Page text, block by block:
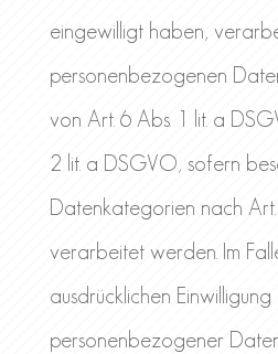
eingewilligt haben,
personenbezogenen
von Art. 6 Abs. 1 lit. a
2 lit. a DSGVO, sofern
Datenkategorien nach
verarbeitet werden. Im
ausdrücklichen
personenbezogener